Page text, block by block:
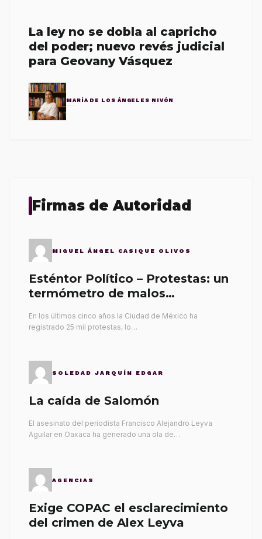
La ley no se dobla al capricho
del poder; nuevo revés judicial
para Geovany Vásquez
MARÍA DE LOS ÁNGELES NIVÓN
Firmas de Autoridad
MIGUEL ÁNGEL CASIQUE OLIVOS
Esténtor Político – Protestas: un
termómetro de malos
En los últimos cinco años la Ciudad de México ha
registrado 25 mil protestas, lo…
SOLEDAD JARQUÍN EDGAR
La caída de Salomón
El asesinato del periodista Francisco Alejandro Leyva
Aguilar en Oaxaca ha generado una ola de…
AGENCIAS
Exige COPAC el esclarecimiento
del crimen de Alex Leyva